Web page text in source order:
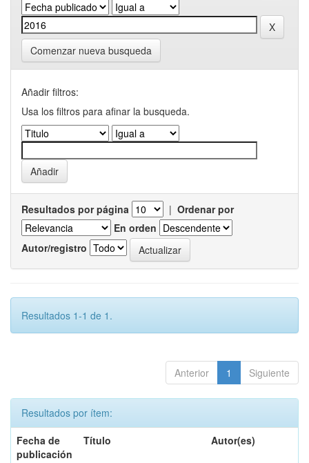
Comenzar nueva busqueda
Añadir filtros:
Usa los filtros para afinar la busqueda.
Resultados por página | Ordenar por
En orden
Autor/registro
Resultados 1-1 de 1.
Anterior 1 Siguiente
Resultados por ítem:
Fecha de
publicación
Título Autor(es)